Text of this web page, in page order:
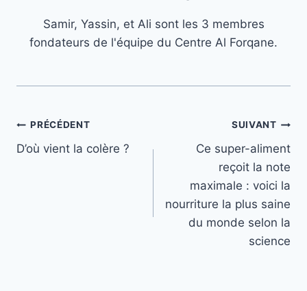
Samir, Yassin, et Ali sont les 3 membres
fondateurs de l'équipe du Centre Al Forqane.
Navigation
de
PRÉCÉDENT
D’où vient la colère ?
SUIVANT
Ce super-aliment
reçoit la note
maximale : voici la
nourriture la plus saine
du monde selon la
science